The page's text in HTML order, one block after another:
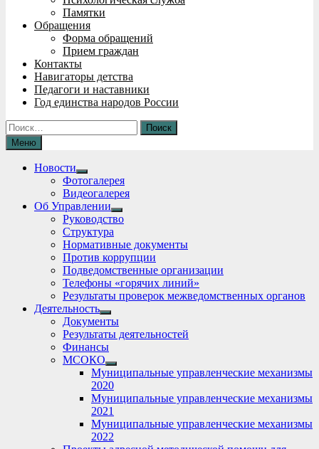
Памятки
Обращения
Форма обращений
Прием граждан
Контакты
Навигаторы детства
Педагоги и наставники
Год единства народов России
Найти:
Меню
Новости
Show
sub
menu
Фотогалерея
Видеогалерея
Об Управлении
Show
sub
Руководство
Структура
Нормативные документы
Против коррупции
Подведомственные организации
Телефоны «горячих линий»
Результаты проверок межведомственных органов
Деятельность
Show
sub
menu
Документы
Результаты деятельностей
Финансы
МСОКО
Show
sub
menu
Муниципальные управленческие механизмы
2020
Муниципальные управленческие механизмы
2021
Муниципальные управленческие механизмы
2022